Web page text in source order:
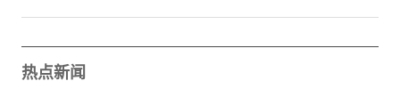
热点新闻